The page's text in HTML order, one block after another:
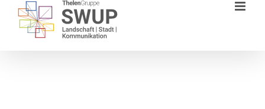
Zum
Inhalt